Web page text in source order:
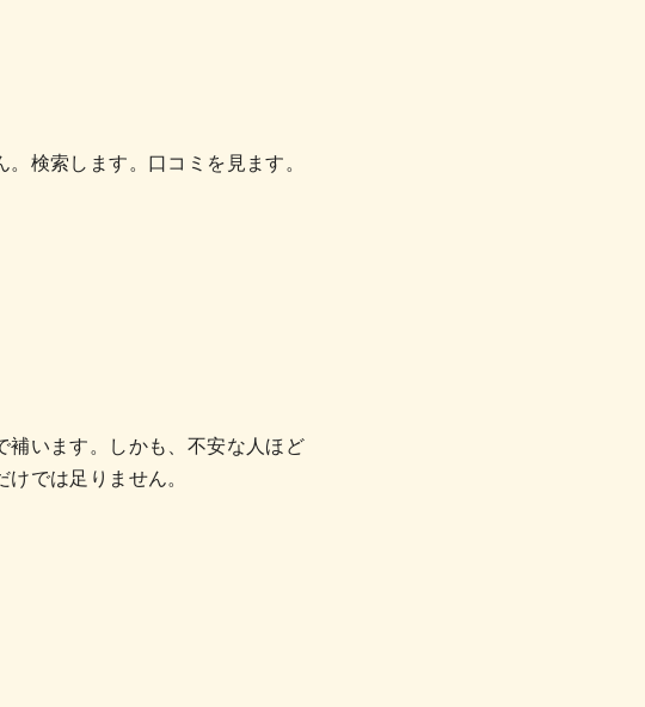
検索します。口コミを見ます。
います。しかも、不安な人ほど
では足りません。